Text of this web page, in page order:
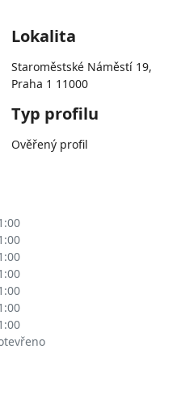
Lokalita
Staroměstské Náměstí 19,
Praha 1 11000
Typ profilu
Ověřený profil